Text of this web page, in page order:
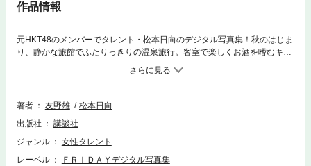
作品情報
元HKT48のメンバーでタレント・松本日向のデジタル写真集！秋のはじま
り、静かな旅館でふたりっきりの温泉旅行。客室で楽しくお酒を嗜むキュ
ートな笑顔、ぐっとセクシーな浴衣姿、湯けむりの中で見せるちょっと切
ない艶姿...。いつもは元気いっぱいの「日向ちゃん」の、大人の色香たっ
ぷりのランジェリーショットは必見です。同時発売のVol.2とあわせてお楽
しみください。※Vol.2と写真の重複はありません
著者 友野雄
松本日向
出版社
講談社
ジャンル
女性タレント
レーベル
ＦＲＩＤＡＹデジタル写真集